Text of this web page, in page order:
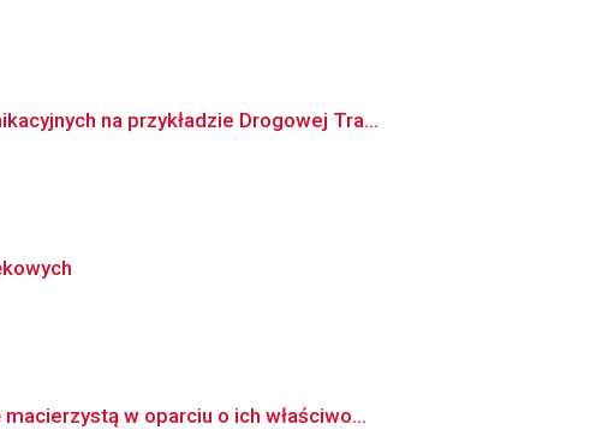
na przykładzie Drogowej Tra...
w oparciu o ich właściwo...